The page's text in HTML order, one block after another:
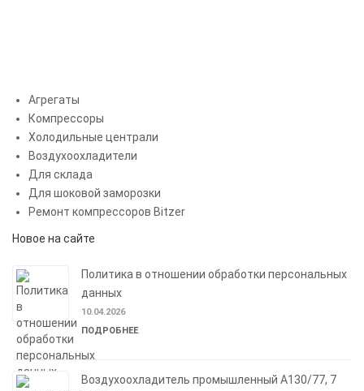
Агрегаты
Компрессоры
Холодильные централи
Воздухоохладители
Для склада
Для шоковой заморозки
Ремонт компрессоров Bitzer
Новое на сайте
Политика в отношении обработки персональных
данных
10.04.2026
ПОДРОБНЕЕ
Воздухоохладитель промышленный A130/77, 7